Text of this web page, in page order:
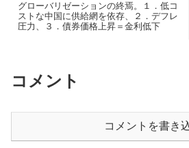
グローバリゼーションの終焉。１．低コ
ストな中国に供給網を依存、２．デフレ
圧力、３．債券価格上昇＝金利低下
コメント
コメントを書き